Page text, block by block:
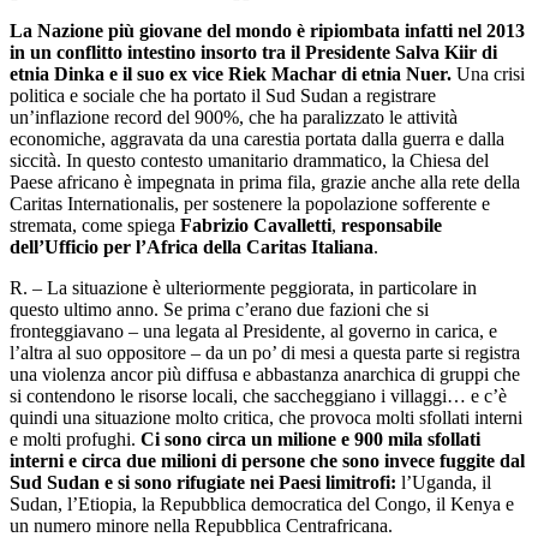
La Nazione più giovane del mondo è ripiombata infatti nel 2013
in un conflitto intestino insorto tra il Presidente Salva Kiir di
etnia Dinka e il suo ex vice Riek Machar di etnia Nuer. Una crisi
politica e sociale che ha portato il Sud Sudan a registrare
un’inflazione record del 900%, che ha paralizzato le attività
economiche, aggravata da una carestia portata dalla guerra e dalla
siccità. In questo contesto umanitario drammatico, la Chiesa del
Paese africano è impegnata in prima fila, grazie anche alla rete della
Caritas Internationalis, per sostenere la popolazione sofferente e
stremata, come spiega Fabrizio Cavalletti, responsabile
dell’Ufficio per l’Africa della Caritas Italiana.
R. – La situazione è ulteriormente peggiorata, in particolare in
questo ultimo anno. Se prima c’erano due fazioni che si
fronteggiavano – una legata al Presidente, al governo in carica, e
l’altra al suo oppositore – da un po’ di mesi a questa parte si registra
una violenza ancor più diffusa e abbastanza anarchica di gruppi che
si contendono le risorse locali, che saccheggiano i villaggi… e c’è
quindi una situazione molto critica, che provoca molti sfollati interni
e molti profughi. Ci sono circa un milione e 900 mila sfollati
interni e circa due milioni di persone che sono invece fuggite dal
Sud Sudan e si sono rifugiate nei Paesi limitrofi: l’Uganda, il
Sudan, l’Etiopia, la Repubblica democratica del Congo, il Kenya e
un numero minore nella Repubblica Centrafricana.